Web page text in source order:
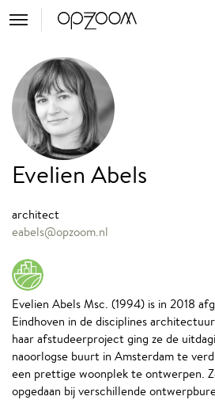
Evelien Abels
architect
eabels@opzoom.nl
Evelien Abels Msc. (1994) is in 2018
Eindhoven in de disciplines
haar afstudeerproject ging ze de
naoorlogse buurt in Amsterdam te
een prettige woonplek te ontwerpen.
opgedaan bij verschillende